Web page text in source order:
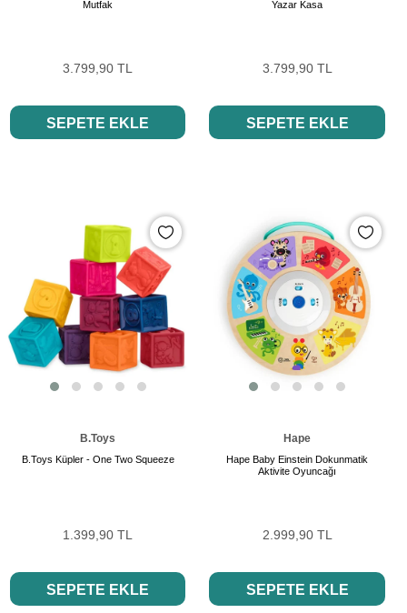
Mutfak
3.799,90 TL
SEPETE EKLE
Yazar Kasa
3.799,90 TL
SEPETE EKLE
B.Toys
B.Toys Küpler - One Two Squeeze
1.399,90 TL
SEPETE EKLE
Hape
Hape Baby Einstein Dokunmatik
Aktivite Oyuncağı
2.999,90 TL
SEPETE EKLE